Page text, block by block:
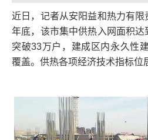
近日，记者从安阳益和热力有
年底，该市集中供热入网面积
突破33万户，建成区内永久性
覆盖。供热各项经济技术指标位